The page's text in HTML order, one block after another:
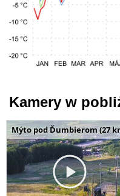
Kamery w
Mýto pod Ďumbierom (27